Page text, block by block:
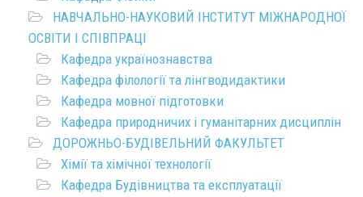
НАВЧАЛЬНО-НАУКОВИЙ ІНСТИТУТ МІЖНАРОДНОЇ
ОСВІТИ І СПІВПРАЦІ
Кафедра українознавства
Кафедра філології та лінгводидактики
Кафедра мовної підготовки
Кафедра природничих і гуманітарних дисциплін
ДОРОЖНЬО-БУДІВЕЛЬНИЙ ФАКУЛЬТЕТ
Хімії та хімічної технології
Кафедра Будівництва та експлуатації